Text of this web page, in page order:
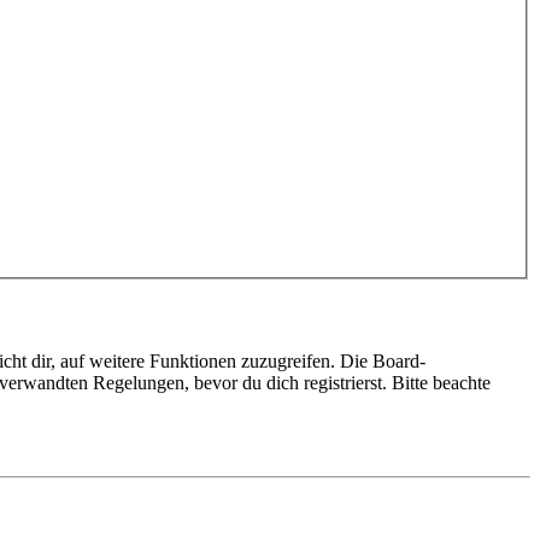
dir, auf weitere Funktionen zuzugreifen. Die Board-
Regelungen, bevor du dich registrierst. Bitte beachte